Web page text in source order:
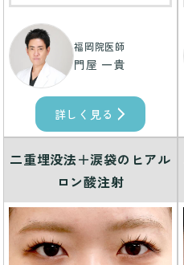
福岡院医師
門屋 一貴
詳しく見る
二重埋没法＋涙袋のヒアル
ロン酸注射